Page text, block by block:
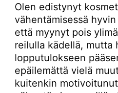
Olen edistynyt
vähentämisessä
että myynyt pois
reilulla kädellä, mutta
lopputulokseen
epäilemättä vielä
kuitenkin